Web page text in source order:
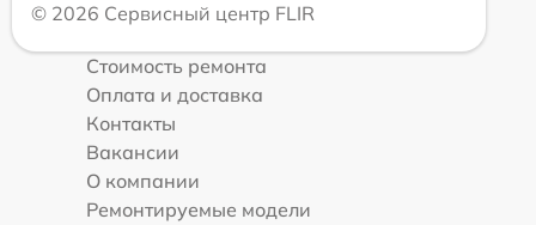
© 2026 Сервисный центр FLIR
Стоимость ремонта
Оплата и доставка
Контакты
Вакансии
О компании
Ремонтируемые модели